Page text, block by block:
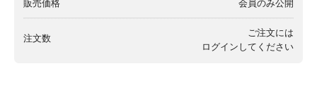
販売価格 会員のみ公開
注文数
ご注文には
ログイン してください